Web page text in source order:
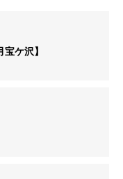
ケ沢】